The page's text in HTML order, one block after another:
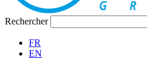
Rechercher
FR
EN